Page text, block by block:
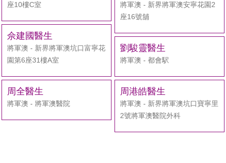
座10樓C室
將軍澳 - 新界將軍澳安寧花園2
座16號舖
佘建國醫生
將軍澳 - 新界將軍澳坑口富寧花
園第6座31樓A室
劉駿靈醫生
將軍澳 - 都會駅
周全醫生
將軍澳 - 將軍澳醫院
周港皓醫生
將軍澳 - 新界將軍澳坑口寶寧里
2號將軍澳醫院外科